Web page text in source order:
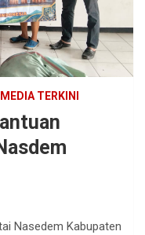
TERKINI
Nasedem Kabupaten